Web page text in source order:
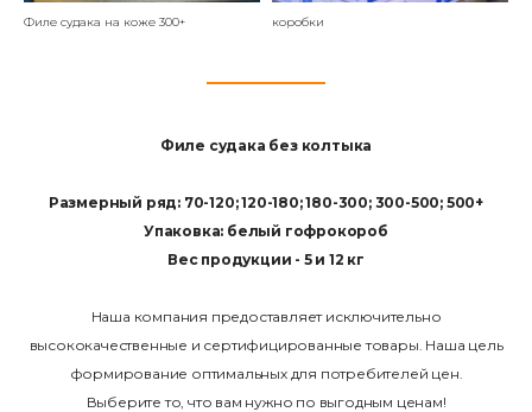
Филе судака на коже 300+ коробки
Филе судака без колтыка
Размерный ряд: 70-120; 120-180; 180-300; 300-500; 500+
Упаковка: белый гофрокороб
Вес продукции - 5 и 12 кг
Наша компания предоставляет исключительно
высококачественные и сертифицированные товары. Наша цель
формирование оптимальных для потребителей цен.
Выберите то, что вам нужно по выгодным ценам!